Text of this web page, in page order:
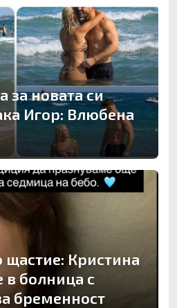
за новата си
Игор: Влюбена
Кристина
в болница с
бременност